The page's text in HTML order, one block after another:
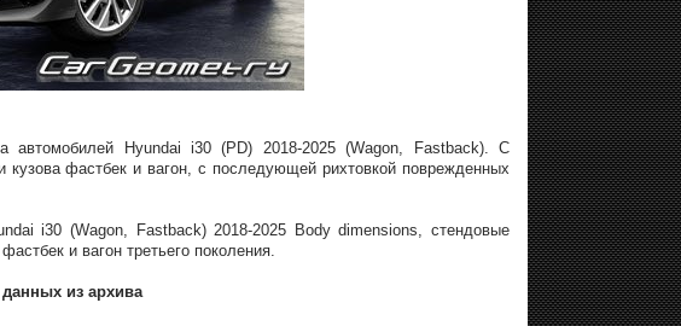
автомобилей Hyundai i30 (PD) 2018-2025 (Wagon, Fastback). С
фастбек и вагон, с последующей рихтовкой поврежденных
i30 (Wagon, Fastback) 2018-2025 Body dimensions, стендовые
и вагон третьего поколения.
из архива